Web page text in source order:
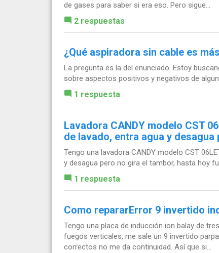
de gases para saber si era eso. Pero sigue...
2 respuestas
¿Qué aspiradora sin cable es
La pregunta es la del enunciado. Estoy
sobre aspectos positivos y negativos de
1 respuesta
Lavadora CANDY modelo CST
de lavado, entra agua y
Tengo una lavadora CANDY modelo CST
y desagua pero no gira el tambor, hasta hoy
1 respuesta
Como repararError 9 invertido
Tengo una placa de inducción ion balay de
fuegos verticales, me sale un 9 invertido
correctos no me da continuidad. Así que si...